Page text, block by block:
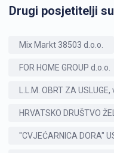
Drugi posjetitelji
Mix Markt 38503 d.o.o.
FOR HOME GROUP d.o.o.
L.L.M. OBRT ZA
HRVATSKO DRUŠTVO
"CVJEĆARNICA DORA"